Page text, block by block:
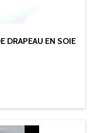
DRAPEAU EN SOIE